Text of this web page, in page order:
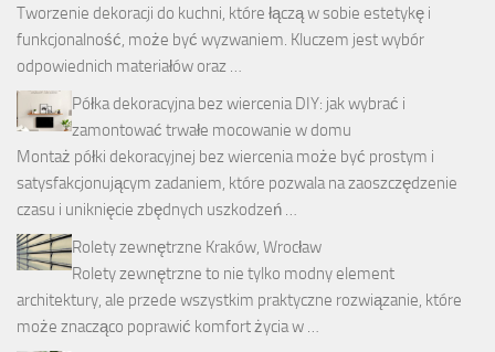
Tworzenie dekoracji do kuchni, które łączą w sobie estetykę i
funkcjonalność, może być wyzwaniem. Kluczem jest wybór
odpowiednich materiałów oraz …
Półka dekoracyjna bez wiercenia DIY: jak wybrać i
zamontować trwałe mocowanie w domu
Montaż półki dekoracyjnej bez wiercenia może być prostym i
satysfakcjonującym zadaniem, które pozwala na zaoszczędzenie
czasu i uniknięcie zbędnych uszkodzeń …
Rolety zewnętrzne Kraków, Wrocław
Rolety zewnętrzne to nie tylko modny element
architektury, ale przede wszystkim praktyczne rozwiązanie, które
może znacząco poprawić komfort życia w …